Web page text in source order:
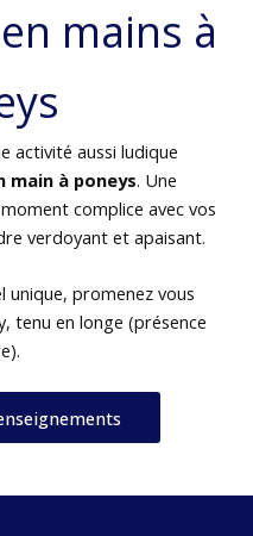
mains à
activité aussi ludique
main à poneys. Une
complice avec vos
verdoyant et apaisant.
unique, promenez vous
tenu en longe (présence